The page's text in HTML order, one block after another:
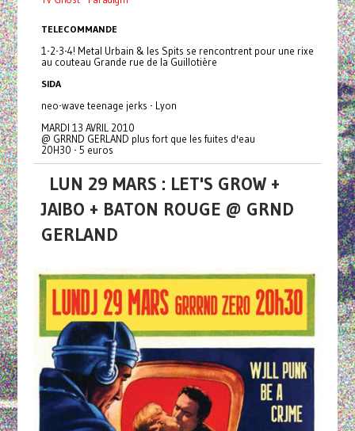
TELECOMMANDE
1-2-3-4! Metal Urbain & les Spits se rencontrent pour une rixe
au couteau Grande rue de la Guillotière
SIDA
neo-wave teenage jerks - Lyon
MARDI 13 AVRIL 2010
@ GRRND GERLAND plus fort que les fuites d'eau
20H30 - 5 euros
LUN 29 MARS : LET'S GROW +
JAIBO + BATON ROUGE @ GRND
GERLAND